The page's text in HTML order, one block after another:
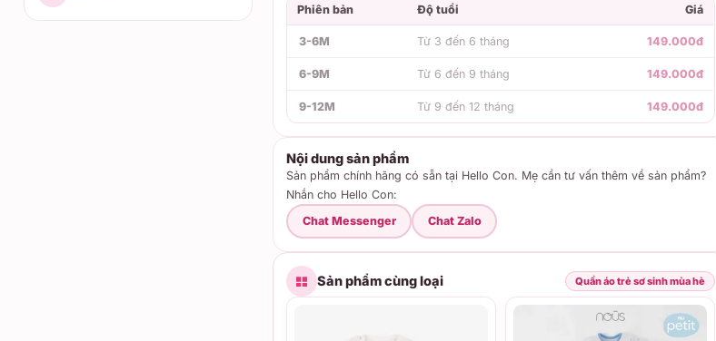
Phiên bản Độ tuổi Giá
3-6M Từ 3 đến 6 tháng 149.000đ
6-9M Từ 6 đến 9 tháng 149.000đ
9-12M Từ 9 đến 12 tháng 149.000đ
Nội dung sản phẩm
Sản phẩm chính hãng có sẵn tại Hello Con. Mẹ cần tư vấn thêm về sản phẩm?
Nhắn cho Hello Con:
Chat Messenger
Chat Zalo
Sản phẩm cùng loại Quần áo trẻ sơ sinh mùa hè